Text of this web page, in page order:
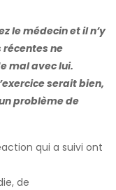
le médecin et il n’y
récentes ne
mal avec lui.
serait bien,
problème de
qui a suivi ont
de